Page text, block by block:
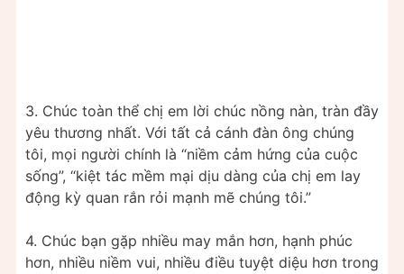
3. Chúc toàn thể chị em lời chúc nồng nàn, tràn đầy
yêu thương nhất. Với tất cả cánh đàn ông chúng
tôi, mọi người chính là “niềm cảm hứng của cuộc
sống”, “kiệt tác mềm mại dịu dàng của chị em lay
động kỳ quan rắn rỏi mạnh mẽ chúng tôi.”
4. Chúc bạn gặp nhiều may mắn hơn, hạnh phúc
hơn, nhiều niềm vui, nhiều điều tuyệt diệu hơn trong